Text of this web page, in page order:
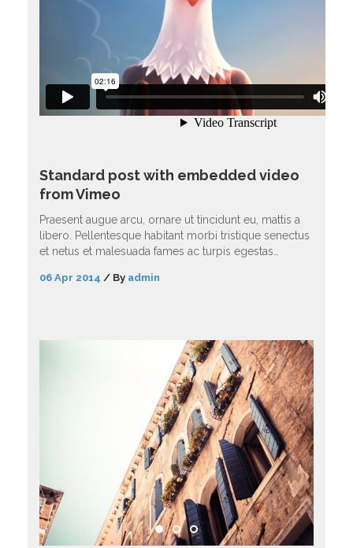
Standard post with embedded video
from Vimeo
Praesent augue arcu, ornare ut tincidunt eu, mattis a
libero. Pellentesque habitant morbi tristique senectus
et netus et malesuada fames ac turpis egestas…
06 Apr 2014 / By admin